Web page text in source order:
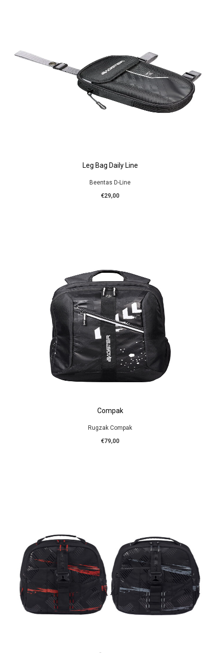
Leg Bag Daily Line
Beentas D-Line
€29,00
Compak
Rugzak Compak
€79,00